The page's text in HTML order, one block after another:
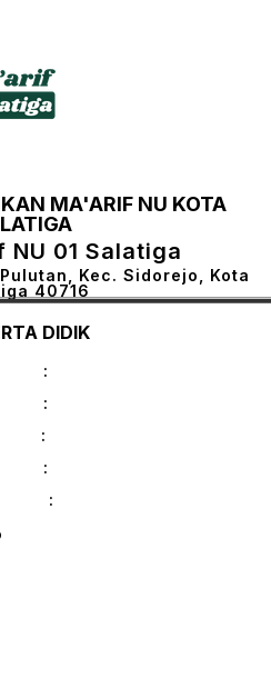
MA'ARIF NU KOTA
01 Salatiga
Kec. Sidorejo, Kota
40716
DIDIK
:
:
:
:
: